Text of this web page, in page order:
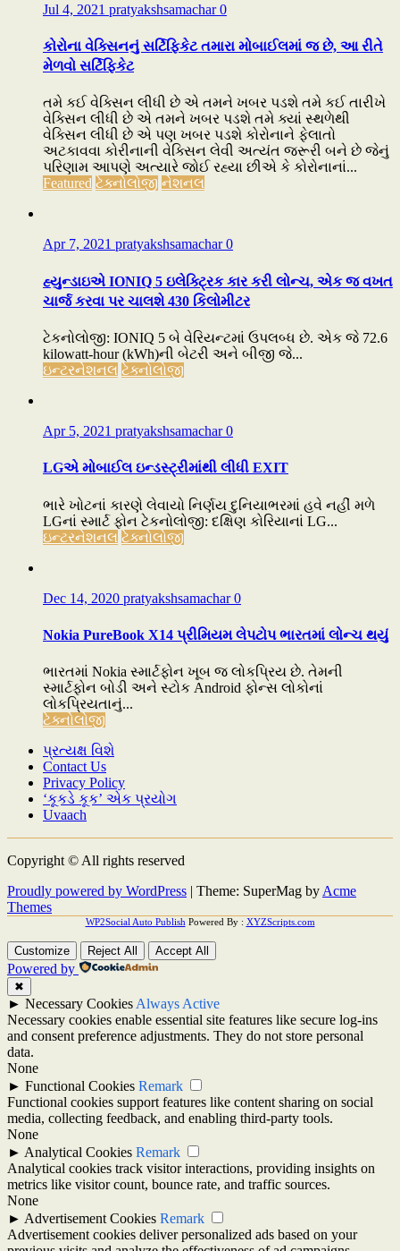
Jul 4, 2021 pratyakshsamachar0
કોરોના વેક્સિનનું સર્ટિફિકેટ તમારા મોબાઈલમાં જ છે, આ રીતે
મેળવો સર્ટિફિકેટ
તમે કઈ વેક્સિન લીધી છે એ તમને ખબર પડશે તમે કઈ તારીખે
વેક્સિન લીધી છે એ તમને ખબર પડશે તમે ક્યાં સ્થળેથી
વેક્સિન લીધી છે એ પણ ખબર પડશે કોરોનાને ફેલાતો
અટકાવવા કોરીનાની વેક્સિન લેવી અત્યંત જરૂરી બને છે જેનું
પરિણામ આપણે અત્યારે જોઈ રહ્યા છીએ કે કોરોનાનાં...
Featured ટેક્નોલોજી નેશનલ
Apr 7, 2021 pratyakshsamachar0
હ્યુન્ડાઇએ IONIQ 5 ઇલેક્ટ્રિક કાર કરી લોન્ચ, એક જ વખત
ચાર્જ કરવા પર ચાલશે 430 કિલોમીટર
ટેકનોલોજી: IONIQ 5 બે વેરિયન્ટમાં ઉપલબ્ધ છે. એક જે 72.6
kilowatt-hour (kWh)ની બેટરી અને બીજી જે...
ઇન્ટરનેશનલ ટેક્નોલોજી
Apr 5, 2021 pratyakshsamachar0
LGએ મોબાઈલ ઇન્ડસ્ટ્રીમાંથી લીધી EXIT
ભારે ખોટનાં કારણે લેવાયો નિર્ણય દુનિયાભરમાં હવે નહીં મળે
LGનાં સ્માર્ટ ફોન ટેકનોલોજી: દક્ષિણ કોરિયાનાં LG...
ઇન્ટરનેશનલ ટેક્નોલોજી
Dec 14, 2020 pratyakshsamachar0
Nokia PureBook X14 પ્રીમિયમ લેપટોપ ભારતમાં લોન્ચ થયું
ભારતમાં Nokia સ્માર્ટફોન ખૂબ જ લોકપ્રિય છે. તેમની
સ્માર્ટફોન બોડી અને સ્ટોક Android ફોન્સ લોકોનાં
લોકપ્રિયતાનું...
ટેક્નોલોજી
પ્રત્યક્ષ વિશે
Contact Us
Privacy Policy
‘કૂકડે કૂક’ એક પ્રયોગ
Uvaach
Copyright © All rights reserved
Proudly powered by WordPress | Theme: SuperMag by Acme
Themes
WP2Social Auto Publish Powered By : XYZScripts.com
Customize Reject All Accept All
Powered by
✖
► Necessary Cookies Always Active
Necessary cookies enable essential site features like secure log-ins
and consent preference adjustments. They do not store personal
data.
None
► Functional Cookies Remark
Functional cookies support features like content sharing on social
media, collecting feedback, and enabling third-party tools.
None
► Analytical Cookies Remark
Analytical cookies track visitor interactions, providing insights on
metrics like visitor count, bounce rate, and traffic sources.
None
► Advertisement Cookies Remark
Advertisement cookies deliver personalized ads based on your